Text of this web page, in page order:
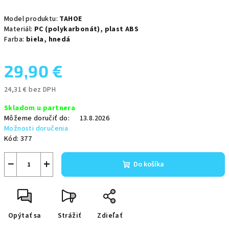
Model produktu: TAHOE
Materiál: PC (polykarbonát), plast ABS
Farba: biela, hnedá
29,90 €
24,31 € bez DPH
cena:
Skladom u partnera
Môžeme doručiť do:
13.8.2026
Možnosti doručenia
Kód: 377
+
− Do košíka
Opýtať sa Strážiť Zdieľať